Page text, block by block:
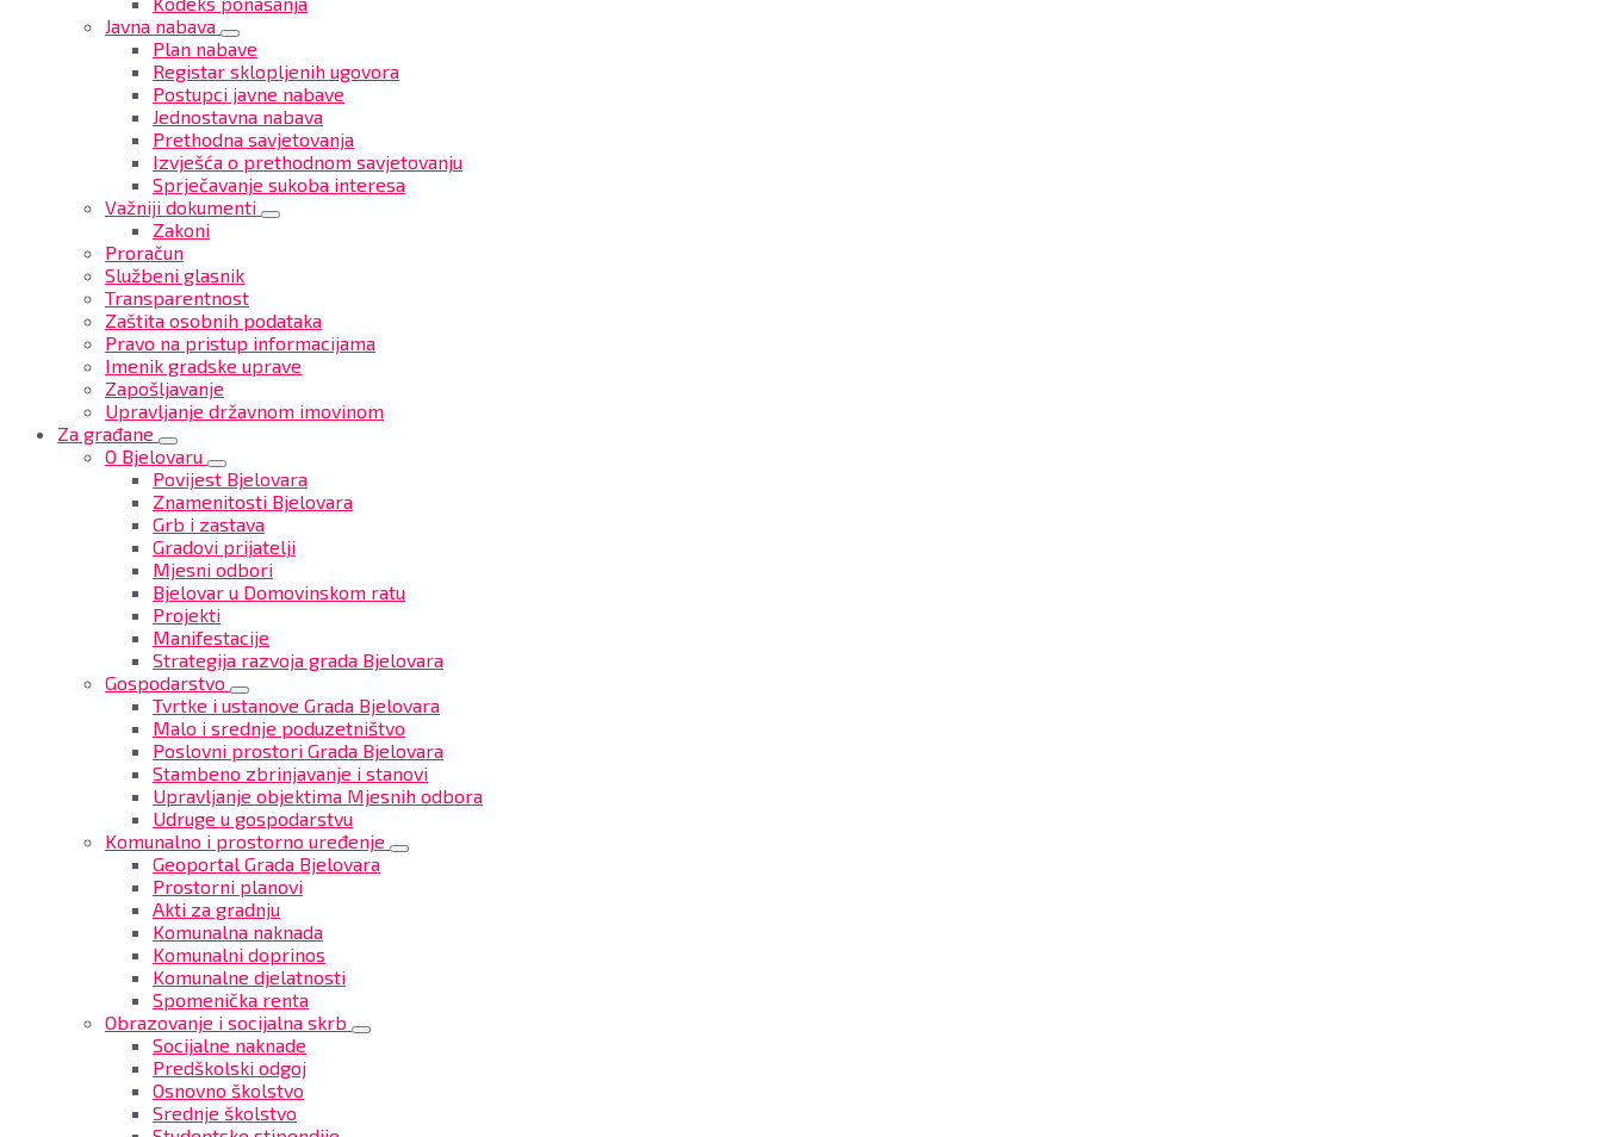
Javna nabava
Plan nabave
Registar sklopljenih ugovora
Postupci javne nabave
Jednostavna nabava
Prethodna savjetovanja
Izvješća o prethodnom savjetovanju
Sprječavanje sukoba interesa
Važniji dokumenti
Zakoni
Proračun
Službeni glasnik
Transparentnost
Zaštita osobnih podataka
Pravo na pristup informacijama
Imenik gradske uprave
Zapošljavanje
Upravljanje državnom imovinom
Za građane
O Bjelovaru
Povijest Bjelovara
Znamenitosti Bjelovara
Grb i zastava
Gradovi prijatelji
Mjesni odbori
Bjelovar u Domovinskom ratu
Projekti
Manifestacije
Strategija razvoja grada Bjelovara
Gospodarstvo
Tvrtke i ustanove Grada Bjelovara
Malo i srednje poduzetništvo
Poslovni prostori Grada Bjelovara
Stambeno zbrinjavanje i stanovi
Upravljanje objektima Mjesnih odbora
Udruge u gospodarstvu
Komunalno i prostorno uređenje
Geoportal Grada Bjelovara
Prostorni planovi
Akti za gradnju
Komunalna naknada
Komunalni doprinos
Komunalne djelatnosti
Spomenička renta
Obrazovanje i socijalna skrb
Socijalne naknade
Predškolski odgoj
Osnovno školstvo
Srednje školstvo